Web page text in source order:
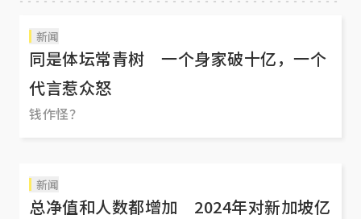
新闻
同是体坛常青树 一个身家破十亿，一个
代言惹众怒
钱作怪？
新闻
总净值和人数都增加 2024年对新加坡亿